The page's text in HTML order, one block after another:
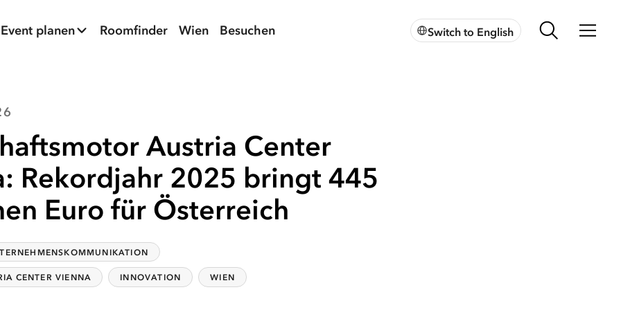
Event planen Roomfinder Wien Besuchen Switch to English
Austria Center
Rekordjahr 2025 bringt 445
Euro für Österreich
CENTER VIENNA INNOVATION WIEN